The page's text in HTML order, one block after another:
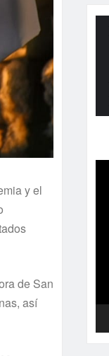
y el
de San
así